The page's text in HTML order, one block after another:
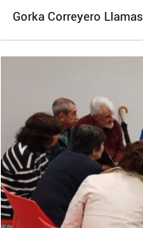
Gorka Correyero Llamas